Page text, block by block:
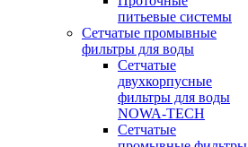
питьевые системы
Сетчатые промывные
фильтры для воды
Сетчатые
двухкорпусные
фильтры для воды
NOWA-TECH
Сетчатые